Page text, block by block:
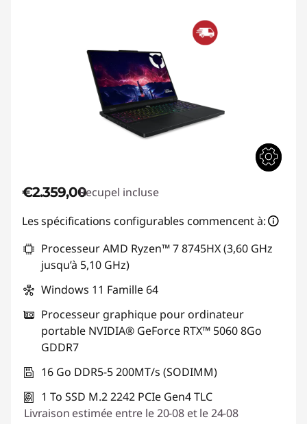
€2.359,00Recupel incluse
Les spécifications configurables commencent à:
Processeur AMD Ryzen™ 7 8745HX (3,60 GHz
jusqu’à 5,10 GHz)
Windows 11 Famille 64
Processeur graphique pour ordinateur
portable NVIDIA® GeForce RTX™ 5060 8Go
GDDR7
16 Go DDR5-5 200MT/s (SODIMM)
1 To SSD M.2 2242 PCIe Gen4 TLC
Livraison estimée entre le 20-08 et le 24-08